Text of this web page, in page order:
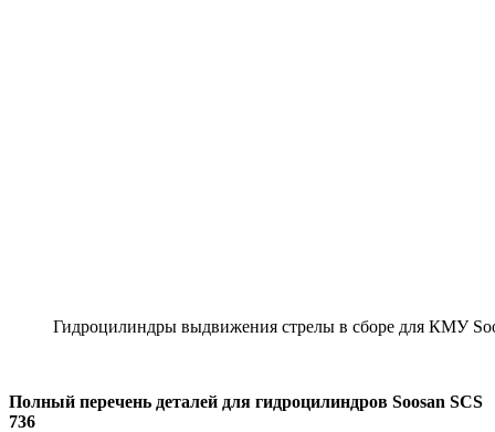
Гидроцилиндры выдвижения стрелы в сборе для КМУ
Полный перечень деталей для гидроцилиндров Soosan SCS
736